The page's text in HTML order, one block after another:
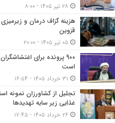
هزینه‌ گزاف درمان و
قزوین
۰۵ تیر ۱۴۰۵ - ۲۰:۰۰
۹۰۰ پرونده برای
است
تجلیل از کشاورزان نمونه
غذایی زیر سایه تهدیدها
۲۶ خرداد ۱۴۰۵ - ۱۷:۴۵